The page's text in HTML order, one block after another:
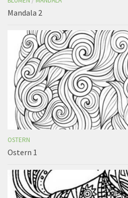
Mandala 2
OSTERN
Ostern 1